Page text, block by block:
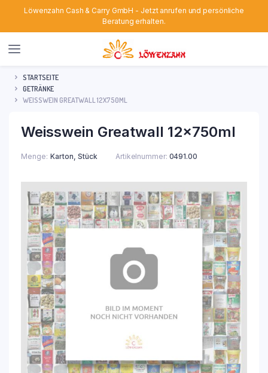
Löwenzahn Cash & Carry GmbH - Jetzt anrufen und persönliche
Beratung erhalten.
STARTSEITE
GETRÄNKE
WEISSWEIN GREATWALL 12X750ML
Weisswein Greatwall 12x750ml
Menge Karton, Stück Artikelnummer: 0491.00